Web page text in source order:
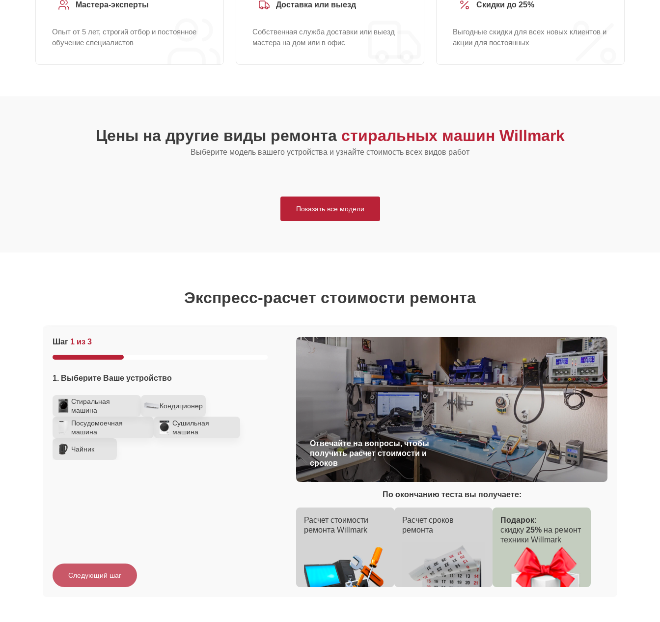
Мастера-эксперты
Опыт от 5 лет, строгий отбор и постоянное
обучение специалистов
Доставка или выезд
Собственная служба доставки или выезд
мастера на дом или в офис
Скидки до 25%
Выгодные скидки для всех новых клиентов и
акции для постоянных
Цены на другие виды ремонта стиральных машин Willmark
Выберите модель вашего устройства и узнайте стоимость всех видов работ
Показать все модели
Экспресс-расчет стоимости ремонта
Шаг 1 из 3
1. Выберите Ваше устройство
Стиральная
машина
Кондиционер
Посудомоечная
машина
Сушильная
машина
Чайник
Отвечайте на вопросы, чтобы
получить расчет стоимости и
сроков
Следующий шаг
По окончанию теста вы получаете:
Расчет стоимости
ремонта Willmark
Расчет сроков
ремонта
Подарок:
скидку 25% на ремонт
техники Willmark